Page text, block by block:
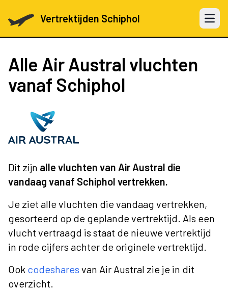
Vertrektijden Schiphol Open
Alle Air Austral vluchten
vanaf Schiphol
Dit zijn alle vluchten van Air Austral die
vandaag vanaf Schiphol vertrekken.
Je ziet alle vluchten die vandaag vertrekken,
gesorteerd op de geplande vertrektijd. Als een
vlucht vertraagd is staat de nieuwe vertrektijd
in rode cijfers achter de originele vertrektijd.
Ook codeshares van Air Austral zie je in dit
overzicht.